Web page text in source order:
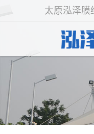
太原泓泽膜